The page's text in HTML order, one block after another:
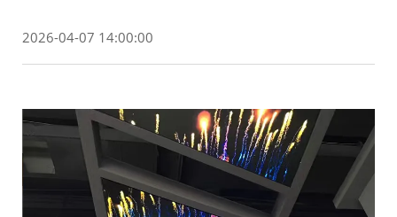
2026-04-07 14:00:00